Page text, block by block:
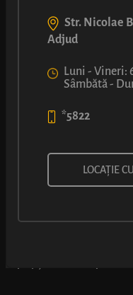
MENIU
ȘNIȚEL DE
Str. Nicolae
Adjud
Luni - Vineri:
Sâmbătă -
*5822
LOCAȚIE